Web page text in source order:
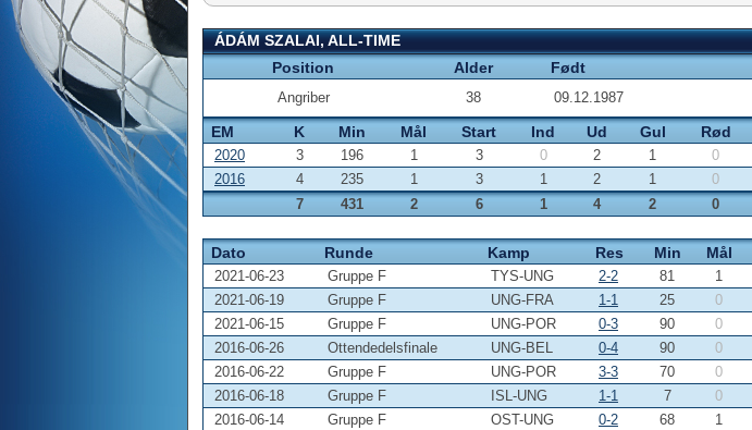
ÁDÁM SZALAI, ALL-TIME
Position
Alder Født
Angriber 38 09.12.1987
EM K Min Mål Start Ind Ud Gul Rød
2020 3 196 1 3 0 2 1 0
2016
4 235 1 3 1 2 1 0
7
431 2 6 1 4 2 0
Dato Runde Kamp Res Min Mål
2021-06-23 Gruppe F TYS-UNG 2-2 81
1
2021-06-19
Gruppe F UNG-FRA 1-1 25
0
2021-06-15
Gruppe F UNG-POR 0-3 90
0
2016-06-26
Ottendedelsfinale UNG-BEL 0-4 90
0
2016-06-22
Gruppe F UNG-POR 3-3 70
0
2016-06-18
Gruppe F ISL-UNG 1-1 7
0
2016-06-14
Gruppe F OST-UNG 0-2 68 1